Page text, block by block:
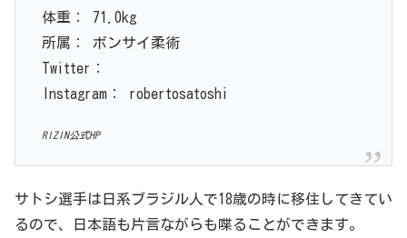
体重： 71.0kg
所属： ボンサイ柔術
Twitter：
Instagram： robertosatoshi
RIZIN公式HP
サトシ選手は日系ブラジル人で18歳の時に移住してきてい
るので、日本語も片言ながらも喋ることができます。